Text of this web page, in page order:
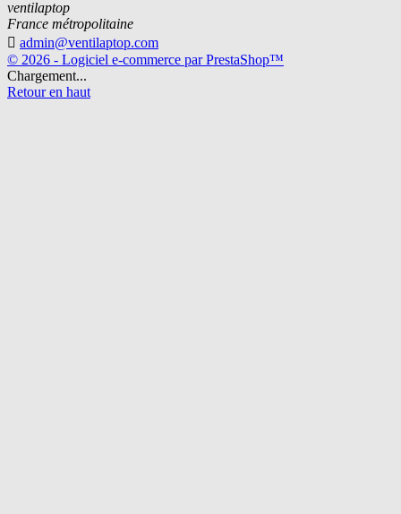
ventilaptop
France métropolitaine
 admin@ventilaptop.com
© 2026 - Logiciel e-commerce par PrestaShop™
Chargement...
Retour en haut